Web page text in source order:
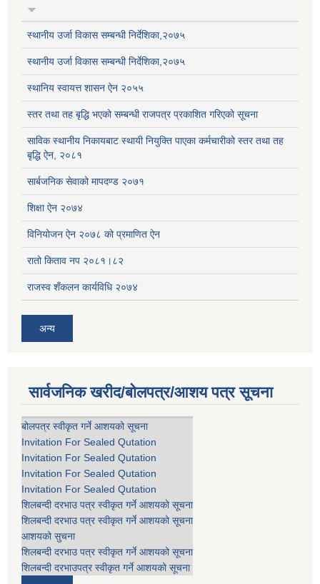
स्थानीय उर्जा विकास सम्बन्धी निर्देशिका,२०७५
स्थानीय उर्जा विकास सम्बन्धी निर्देशिका,२०७५
स्थानिय स्वायत्त शासन ऐन २०५५
स्तर तथा तह बृद्धि भएको सम्बन्धी राजपत्र प्रकाशित गरिएको सूचना
साविक स्थानीय निकायबाट स्थायी नियुक्ति पाएका कर्मचारीको स्तर तथा तह
बृद्धि ऐन, २०८१
सार्बजनिक सेवाको मापदण्ड २०७१
शिक्षा ऐन २०७४
विनियोजन ऐन २०७८ को प्रमाणित ऐन
रातो किताव नप २०८१।८२
राजस्व शँकलन कार्यविधि २०७४
अन्य
सार्वजनिक खरीद/बोलपत्र/आशय पत्र सूचना
बोलपत्र स्वीकृत गर्ने आशयको सूचना
Invitation For Sealed Qutation
Invitation For Sealed Qutation
Invitation For Sealed Qutation
Invitation For Sealed Qutation
शिलबन्दी दरभाउ पत्र स्वीकृत गर्ने आशयको सूचना
शिलबन्दी दरभाउ पत्र स्वीकृत गर्ने आशयको सूचना
आशयको सुचना
शिलबन्दी दरभाउ पत्र स्वीकृत गर्ने आशयको सूचना
शिलबन्दी दरभाउपत्र स्वीकृत गर्ने आशयको सूचना